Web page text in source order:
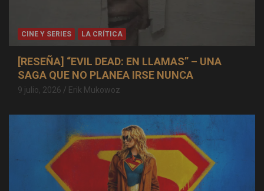
CINE Y SERIES LA CRÍTICA
[RESEÑA] “EVIL DEAD: EN LLAMAS” – UNA
SAGA QUE NO PLANEA IRSE NUNCA
9 julio, 2026 Erik Mukowoz